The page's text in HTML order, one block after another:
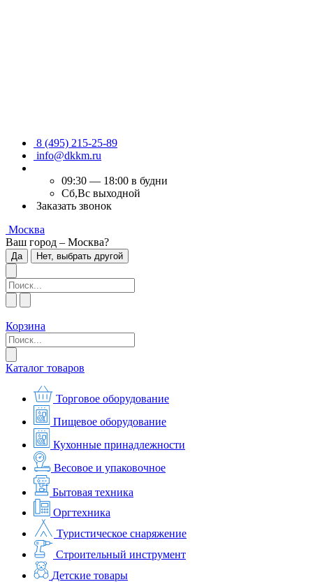
8 (495) 215-25-89
info@dkkm.ru
09:30 — 18:00 в будни
Сб,Вс выходной
Заказать звонок
Москва
Ваш город – Москва?
Да Нет, выбрать другой
Корзина
Каталог товаров
Торговое оборудование
Пищевое оборудование
Кухонные принадлежности
Весовое и упаковочное
Бытовая техника
Оргтехника
Туристическое снаряжение
Строительный инструмент
Детские товары